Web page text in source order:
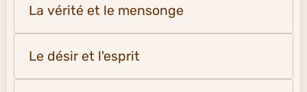
La vérité et le mensonge
Le désir et l'esprit